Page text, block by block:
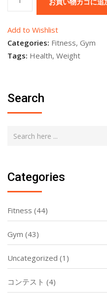
格
は
$58.00
で
し
価
個
Add to Wishlist
Categories: Fitness, Gym
Tags: Health, Weight
Search
Categories
Fitness (44)
Gym (43)
Uncategorized (1)
コンテスト (4)